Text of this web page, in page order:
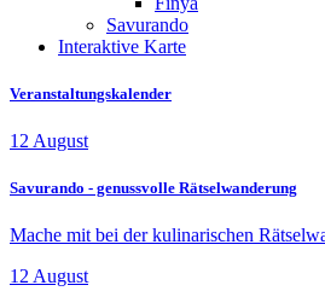
Savurando
Interaktive Karte
Veranstaltungskalender
12 August
Savurando - genussvolle Rätselwanderung
Mache mit bei der kulinarischen
12August